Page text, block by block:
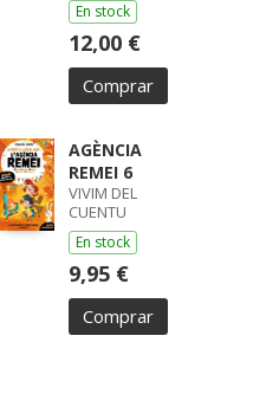
En stock
12,00 €
Comprar
AGÈNCIA
REMEI 6
VIVIM DEL
CUENTU
En stock
9,95 €
Comprar